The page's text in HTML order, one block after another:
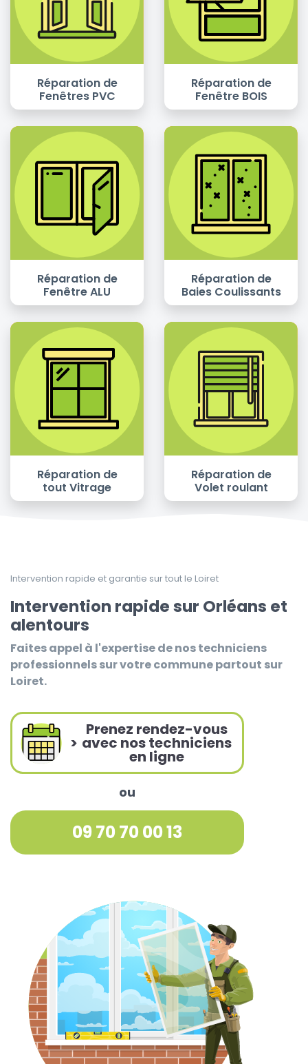
Réparation de
Fenêtres PVC
Réparation de
Fenêtre BOIS
Réparation de
Fenêtre ALU
Réparation de
Baies Coulissants
Réparation de
tout Vitrage
Réparation de
Volet roulant
Intervention rapide et garantie sur tout le Loiret
Intervention rapide sur Orléans et
alentours
Faites appel à l'expertise de nos techniciens
professionnels sur votre commune partout sur
Loiret.
>
Prenez rendez-vous
avec nos techniciens
en ligne
ou
09 70 70 00 13